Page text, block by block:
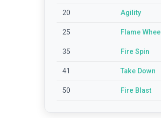
20 Agility
25 Flame Wheel
35 Fire Spin
41 Take Down
50 Fire Blast